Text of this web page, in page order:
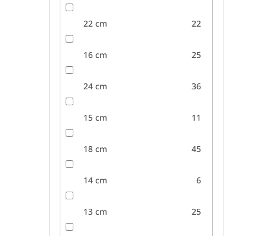
22 cm 22
16 cm 25
24 cm 36
15 cm 11
18 cm 45
14 cm 6
13 cm 25